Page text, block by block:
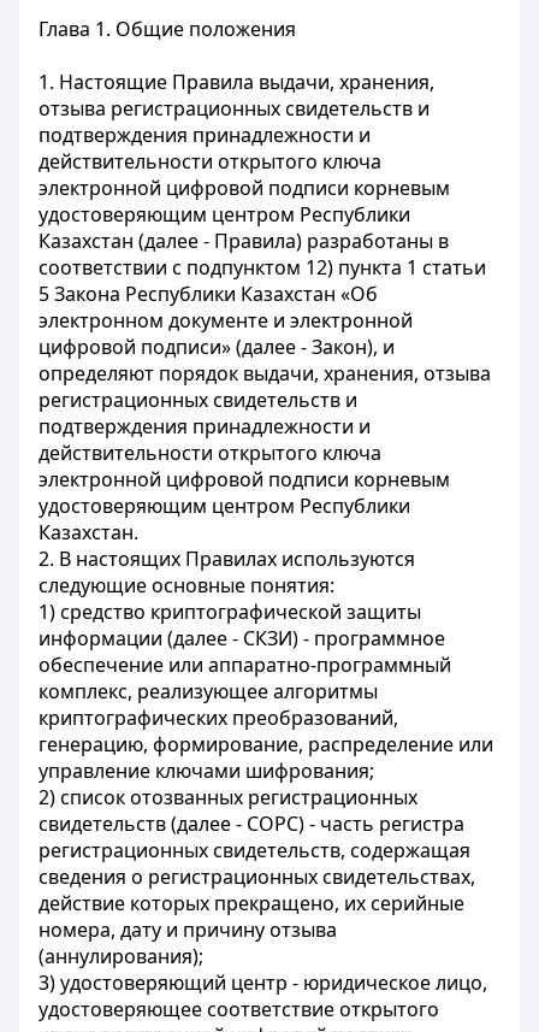
Глава 1. Общие положения
1. Настоящие Правила выдачи, хранения,
отзыва регистрационных свидетельств и
подтверждения принадлежности и
действительности открытого ключа
электронной цифровой подписи корневым
удостоверяющим центром Республики
Казахстан (далее - Правила) разработаны в
соответствии с подпунктом 12) пункта 1 статьи
5 Закона Республики Казахстан «Об
электронном документе и электронной
цифровой подписи» (далее - Закон), и
определяют порядок выдачи, хранения, отзыва
регистрационных свидетельств и
подтверждения принадлежности и
действительности открытого ключа
электронной цифровой подписи корневым
удостоверяющим центром Республики
Казахстан.
2. В настоящих Правилах используются
следующие основные понятия:
1) средство криптографической защиты
информации (далее - СКЗИ) - программное
обеспечение или аппаратно-программный
комплекс, реализующее алгоритмы
криптографических преобразований,
генерацию, формирование, распределение или
управление ключами шифрования;
2) список отозванных регистрационных
свидетельств (далее - СОРС) - часть регистра
регистрационных свидетельств, содержащая
сведения о регистрационных свидетельствах,
действие которых прекращено, их серийные
номера, дату и причину отзыва
(аннулирования);
3) удостоверяющий центр - юридическое лицо,
удостоверяющее соответствие открытого